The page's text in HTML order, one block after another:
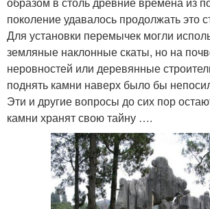
поколение удавалось продолжать это
Для установки перемычек могли
земляные наклонные скаты, но на
неровностей или деревянные
поднять камни наверх было бы
Эти и другие вопросы до сих пор
камни хранят свою тайну ….